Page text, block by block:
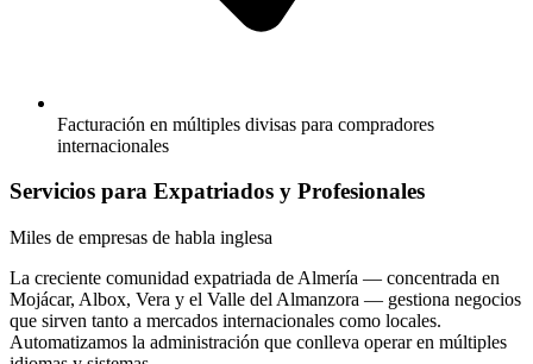
Facturación en múltiples divisas para compradores
internacionales
Servicios para Expatriados y Profesionales
Miles de empresas de habla inglesa
La creciente comunidad expatriada de Almería — concentrada en
Mojácar, Albox, Vera y el Valle del Almanzora — gestiona negocios
que sirven tanto a mercados internacionales como locales.
Automatizamos la administración que conlleva operar en múltiples